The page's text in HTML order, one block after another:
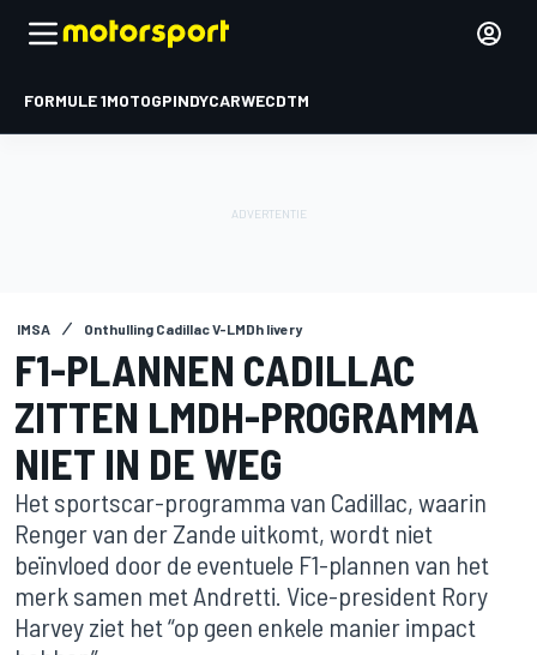
FORMULE 1MOTOGPINDYCARWECDTM
IMSA Onthulling Cadillac V-LMDh livery
F1-PLANNEN CADILLAC
ZITTEN LMDH-PROGRAMMA
NIET IN DE WEG
Het sportscar-programma van Cadillac, waarin
Renger van der Zande uitkomt, wordt niet
beïnvloed door de eventuele F1-plannen van het
merk samen met Andretti. Vice-president Rory
Harvey ziet het “op geen enkele manier impact